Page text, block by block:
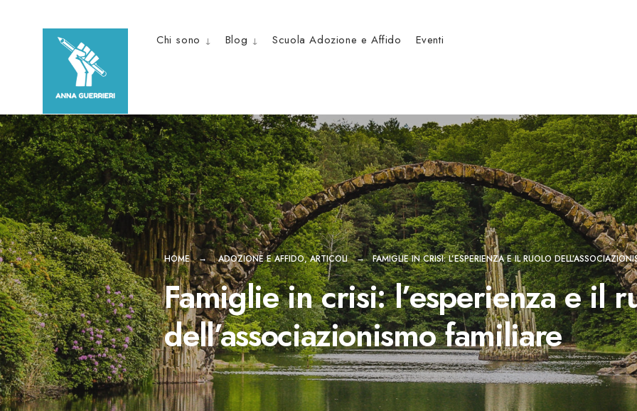
Chi sono Blog Scuola Adozione e Affido Eventi
HOME ADOZIONE E AFFIDO,ARTICOLI FAMIGLIE IN CRISI: L’ESPERIENZA E IL RUOLO
Famiglie in crisi: l’esperienza e il
dell’associazionismo familiare